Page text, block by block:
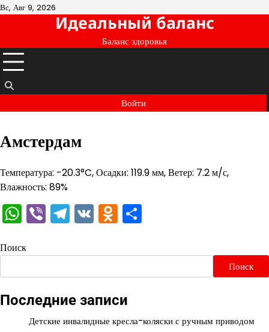
Перейти
Вс, Авг 9, 2026
Идеальный баланс
Баланс здоровья
Войти
Амстердам
Температура: -20.3°C, Осадки: 119.9 мм, Ветер: 7.2 м/с,
Влажность: 89%
WhatsApp
ViberTelegram
VKOdnoklassniki
Поиск
Поиск
Последние записи
Детские инвалидные кресла-коляски с ручным приводом